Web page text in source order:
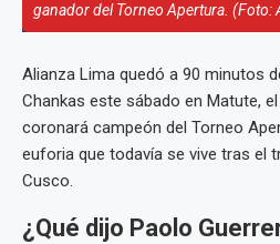
ganador del Torneo Apertura. (Foto:
Alianza Lima quedó a 90 minutos
Chankas este sábado en Matute,
coronará campeón del Torneo
euforia que todavía se vive tras el
Cusco.
¿Qué dijo Paolo